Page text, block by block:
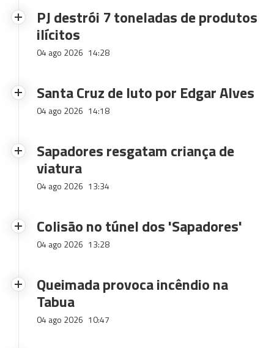
PJ destrói 7 toneladas de produtos
ilícitos
04 ago 2026 14:28
Santa Cruz de luto por Edgar Alves
04 ago 2026 14:18
Sapadores resgatam criança de
viatura
04 ago 2026 13:34
Colisão no túnel dos 'Sapadores'
04 ago 2026 13:28
Queimada provoca incêndio na
Tabua
04 ago 2026 10:47